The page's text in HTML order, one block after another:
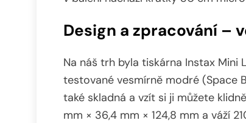
Design a zpracování –
Na náš trh byla tiskárna Instax Mini
testované vesmírně modré (Space
také skladná a vzít si ji můžete
mm × 36,4 mm × 124,8 mm a váží